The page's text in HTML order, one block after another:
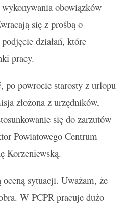
obowiązków
się z prośbą o
działań, które
pracy.
po powrocie starosty z urlopu
złożona z urzędników,
się do zarzutów
Powiatowego Centrum
Korzeniewską.
sytuacji. Uważam, że
W PCPR pracuje dużo